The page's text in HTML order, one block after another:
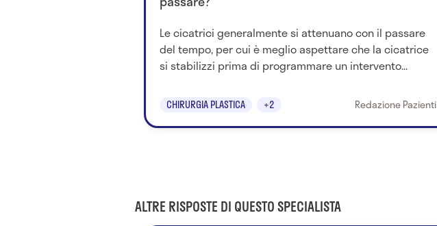
Le cicatrici generalmente si attenuano con il passare
del tempo, per cui è meglio aspettare che la cicatrice
si stabilizzi prima di programmare un intervento...
CHIRURGIA PLASTICA +2 Redazione Pazienti
ALTRE RISPOSTE DI QUESTO SPECIALISTA